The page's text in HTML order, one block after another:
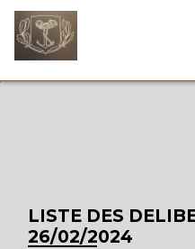
LISTE DES
26/02/2024